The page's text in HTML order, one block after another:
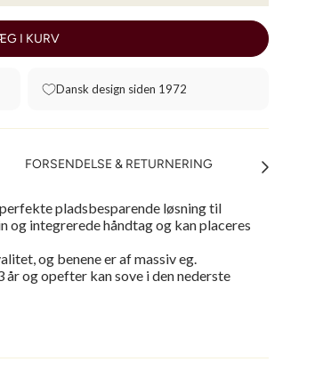
I KURV
Dansk design siden 1972
FORSENDELSE & RETURNERING
Se
pladsbesparende løsning til
og integrerede håndtag og kan placeres
og benene er af massiv eg.
år og opefter kan sove i den nederste